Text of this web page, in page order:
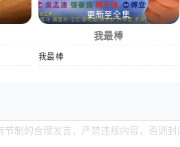
更新至全集
我最棒
我最棒